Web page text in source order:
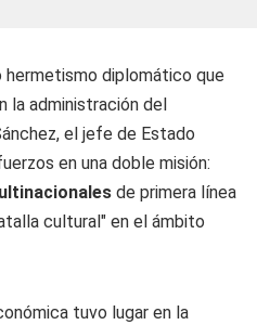
hermetismo diplomático que
la administración del
el jefe de Estado
en una doble misión:
de primera línea
cultural" en el ámbito
tuvo lugar en la